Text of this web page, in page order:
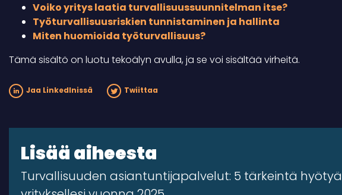
Voiko yritys laatia turvallisuussuunnitelman itse?
Työturvallisuusriskien tunnistaminen ja hallinta
Miten huomioida työturvallisuus?
Tämä sisältö on luotu tekoälyn avulla, ja se voi sisältää virheitä.
Jaa LinkedInissä Twiittaa
Lisää aiheesta
Turvallisuuden asiantuntijapalvelut: 5 tärkeintä hyötyä